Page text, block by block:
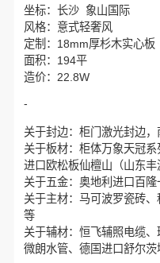
坐标：长沙 象山国际
风格：意式轻奢风
定制：18mm厚杉木实心板
面积：194平
造价：22.8W
-
关于封边：柜门激光封边
关于板材：柜体万象天冠
进口欧松板仙檀山（山东丰
关于五金：奥地利进口百
关于主材：马可波罗瓷砖
等
关于辅材：恒飞辅照电缆
微朗水管、德国进口舒尔茨